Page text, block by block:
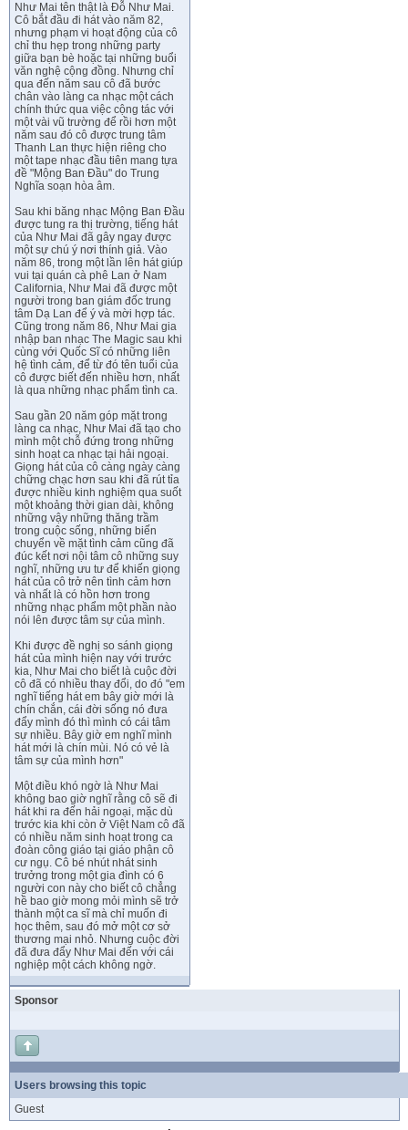
Như Mai tên thật là Đỗ Như Mai.
Cô bắt đầu đi hát vào năm 82,
nhưng phạm vi hoạt động của cô
chỉ thu hẹp trong những party
giữa bạn bè hoặc tại những buổi
văn nghệ cộng đồng. Nhưng chỉ
qua đến năm sau cô đã bước
chân vào làng ca nhạc một cách
chính thức qua việc cộng tác với
một vài vũ trường để rồi hơn một
năm sau đó cô được trung tâm
Thanh Lan thực hiện riêng cho
một tape nhạc đầu tiên mang tựa
đề "Mộng Ban Đầu" do Trung
Nghĩa soạn hòa âm.
Sau khi băng nhạc Mộng Ban Đầu
được tung ra thị trường, tiếng hát
của Như Mai đã gây ngay được
một sự chú ý nơi thính giả. Vào
năm 86, trong một lần lên hát giúp
vui tại quán cà phê Lan ở Nam
California, Như Mai đã được một
người trong ban giám đốc trung
tâm Dạ Lan để ý và mời hợp tác.
Cũng trong năm 86, Như Mai gia
nhập ban nhạc The Magic sau khi
cùng với Quốc Sĩ có những liên
hệ tình cảm, để từ đó tên tuổi của
cô được biết đến nhiều hơn, nhất
là qua những nhạc phẩm tình ca.
Sau gần 20 năm góp mặt trong
làng ca nhạc, Như Mai đã tạo cho
mình một chỗ đứng trong những
sinh hoạt ca nhạc tại hải ngoại.
Giọng hát của cô càng ngày càng
chững chạc hơn sau khi đã rút tỉa
được nhiều kinh nghiệm qua suốt
một khoảng thời gian dài, không
những vậy những thăng trầm
trong cuộc sống, những biến
chuyển về mặt tình cảm cũng đã
đúc kết nơi nội tâm cô những suy
nghĩ, những ưu tư để khiến giọng
hát của cô trở nên tình cảm hơn
và nhất là có hồn hơn trong
những nhạc phẩm một phần nào
nói lên được tâm sự của mình.
Khi được đề nghị so sánh giọng
hát của mình hiện nay với trước
kia, Như Mai cho biết là cuộc đời
cô đã có nhiều thay đổi, do đó "em
nghĩ tiếng hát em bây giờ mới là
chín chắn, cái đời sống nó đưa
đẩy mình đó thì mình có cái tâm
sự nhiều. Bây giờ em nghĩ mình
hát mới là chín mùi. Nó có vẻ là
tâm sự của mình hơn"
Một điều khó ngờ là Như Mai
không bao giờ nghĩ rằng cô sẽ đi
hát khi ra đến hải ngoại, mặc dù
trước kia khi còn ở Việt Nam cô đã
có nhiều năm sinh hoạt trong ca
đoàn công giáo tại giáo phận cô
cư ngụ. Cô bé nhút nhát sinh
trưởng trong một gia đình có 6
người con này cho biết cô chẳng
hề bao giờ mong mỏi mình sẽ trở
thành một ca sĩ mà chỉ muốn đi
học thêm, sau đó mở một cơ sở
thương mại nhỏ. Nhưng cuộc đời
đã đưa đẩy Như Mai đến với cái
nghiệp một cách không ngờ.
Sponsor
Users browsing this topic
Guest